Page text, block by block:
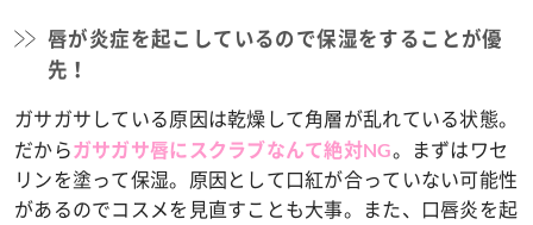
唇が炎症を起こしているので保湿をすることが優
先！
ガサガサしている原因は乾燥して角層が乱れている状態。
だからガサガサ唇にスクラブなんて絶対NG。まずはワセ
リンを塗って保湿。原因として口紅が合っていない可能性
があるのでコスメを見直すことも大事。また、口唇炎を起